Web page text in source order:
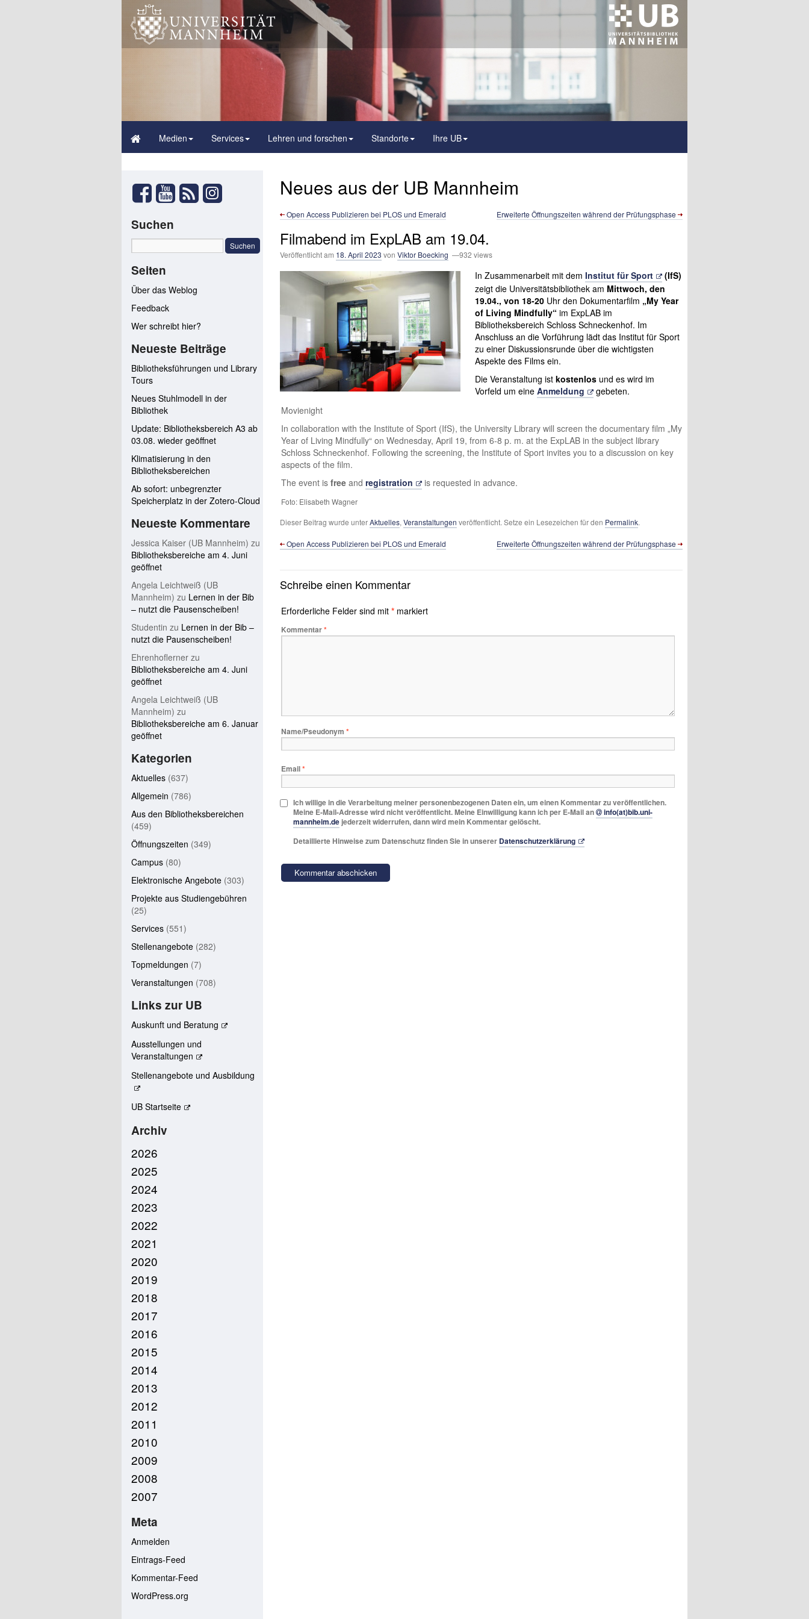
Medien Services Lehren und forschen Standorte Ihre UB
Neues aus der UB Mannheim
Open Access Publizieren bei PLOS und Emerald Erweiterte Öffnungszeiten während der Prüfungsphase
Filmabend im ExpLAB am 19.04.
Veröffentlicht am 18. April 2023 von Viktor Boecking —932 views
In Zusammenarbeit mit demInstitut für Sport
(IfS)
zeigt die Universitätsbibliothek am Mittwoch, den
19.04., von 18-20 Uhr den Dokumentarfilm „My Year
of Living Mindfully“ im ExpLAB im
Bibliotheksbereich Schloss Schneckenhof. Im
Anschluss an die Vorführung lädt das Institut für Sport
zu einer Diskussionsrunde über die wichtigsten
Aspekte des Films ein.
Die Veranstaltung istkostenlos und es wird im
Vorfeld um eineAnmeldung
gebeten.
Movienight
In collaboration with the Institute of Sport (IfS), the University Library will screen the documentary film „My
Year of Living Mindfully“ on Wednesday, April 19, from 6-8 p. m. at the ExpLAB in the subject library
Schloss Schneckenhof. Following the screening, the Institute of Sport invites you to a discussion on key
aspects of the film.
The event isfree andregistration is requested in advance.
Foto: Elisabeth Wagner
Dieser Beitrag wurde unterAktuelles,Veranstaltungen veröffentlicht. Setze ein Lesezeichen für den Permalink.
Open Access Publizieren bei PLOS und Emerald Erweiterte Öffnungszeiten während der Prüfungsphase
Schreibe einen Kommentar
Erforderliche Felder sind mit* markiert
Kommentar*
Name/Pseudonym*
Email*
Ich willige in die Verarbeitung meiner personenbezogenen Daten ein, um einen Kommentar zu veröffentlichen.
Meine E-Mail-Adresse wird nicht veröffentlicht. Meine Einwilligung kann ich per E-Mail an
info(at)bib.uni-
mannheim.de jederzeit widerrufen, dann wird mein Kommentar gelöscht.
Detaillierte Hinweise zum Datenschutz finden Sie in unserer Datenschutzerklärung
Suchen
Seiten
Über das Weblog
Feedback
Wer schreibt hier?
Neueste Beiträge
Bibliotheksführungen und Library
Tours
Neues Stuhlmodell in der
Bibliothek
Update: Bibliotheksbereich A3 ab
03.08. wieder geöffnet
Klimatisierung in den
Bibliotheksbereichen
Ab sofort: unbegrenzter
Speicherplatz in der Zotero-Cloud
Neueste Kommentare
Jessica Kaiser (UB Mannheim) zu
Bibliotheksbereiche am 4. Juni
geöffnet
Angela Leichtweiß (UB
Mannheim) zu Lernen in der Bib
– nutzt die Pausenscheiben!
Studentin zu Lernen in der Bib –
nutzt die Pausenscheiben!
Ehrenhoflerner zu
Bibliotheksbereiche am 4. Juni
geöffnet
Angela Leichtweiß (UB
Mannheim) zu
Bibliotheksbereiche am 6. Januar
geöffnet
Kategorien
Aktuelles (637)
Allgemein (786)
Aus den Bibliotheksbereichen
(459)
Öffnungszeiten (349)
Campus (80)
Elektronische Angebote (303)
Projekte aus Studiengebühren
(25)
Services (551)
Stellenangebote (282)
Topmeldungen (7)
Veranstaltungen (708)
Links zur UB
Auskunft und Beratung
Ausstellungen und
Veranstaltungen
Stellenangebote und Ausbildung
UB Startseite
Archiv
2026
2025
2024
2023
2022
2021
2020
2019
2018
2017
2016
2015
2014
2013
2012
2011
2010
2009
2008
2007
Meta
Anmelden
Eintrags-Feed
Kommentar-Feed
WordPress.org